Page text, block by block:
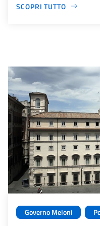
SCOPRI TUTTO
Governo Meloni